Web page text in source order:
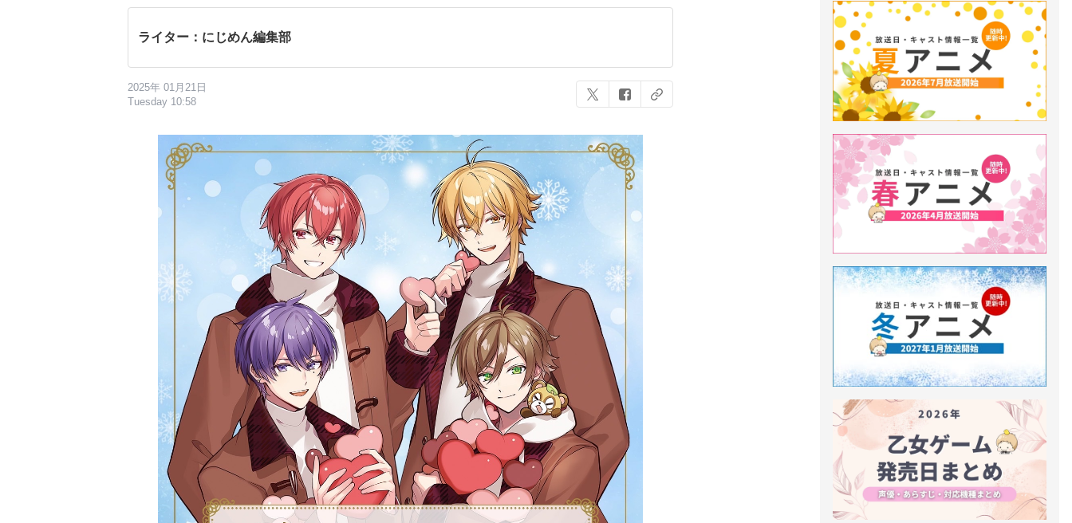
ライター：にじめん編集部
2025年 01月21日
Tuesday 10:58